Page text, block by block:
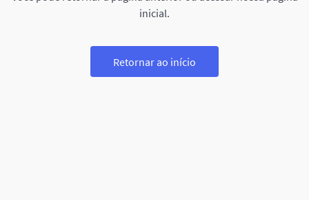
inicial.
Retornar ao início